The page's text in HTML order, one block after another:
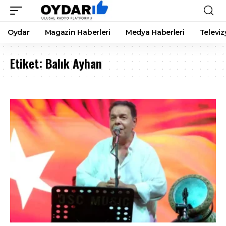
Oydar Magazin Haberleri Medya Haberleri
Etiket: Balık Ayhan